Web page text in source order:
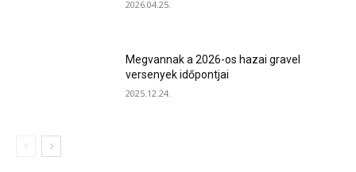
2026.04.25.
Megvannak a 2026-os hazai gravel
versenyek időpontjai
2025.12.24.